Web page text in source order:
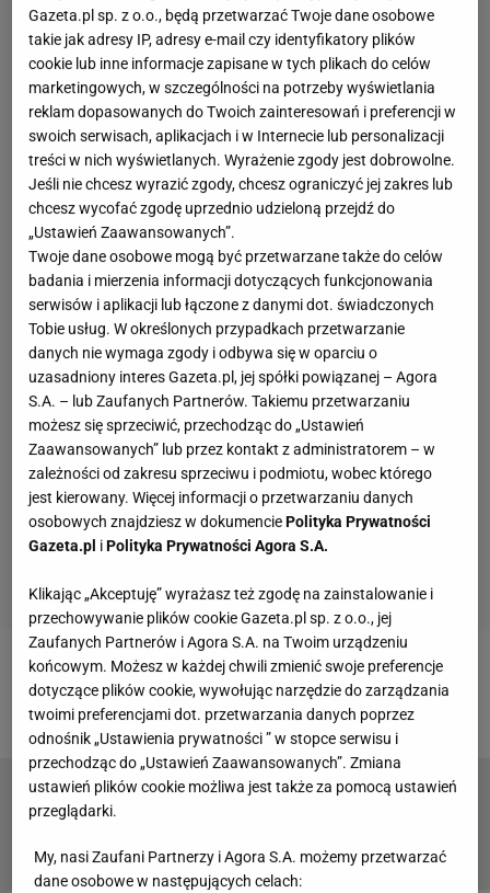
Zobacz wideoChalidow o łzach przed walką: Nie
wytrzymałem. To było dla mnie bardzo ważne
Artur Szpilka prowokuje Mariusza
Pudzianowskiego. Wymowne "pozdrowienia"
Gazeta.pl sp. z o.o., będą przetwarzać Twoje dane osobowe
takie jak adresy IP, adresy e-mail czy identyfikatory plików
cookie lub inne informacje zapisane w tych plikach do celów
marketingowych, w szczególności na potrzeby wyświetlania
reklam dopasowanych do Twoich zainteresowań i preferencji w
swoich serwisach, aplikacjach i w Internecie lub personalizacji
treści w nich wyświetlanych. Wyrażenie zgody jest dobrowolne.
Jeśli nie chcesz wyrazić zgody, chcesz ograniczyć jej zakres lub
chcesz wycofać zgodę uprzednio udzieloną przejdź do
„Ustawień Zaawansowanych”.
Twoje dane osobowe mogą być przetwarzane także do celów
badania i mierzenia informacji dotyczących funkcjonowania
serwisów i aplikacji lub łączone z danymi dot. świadczonych
Tobie usług. W określonych przypadkach przetwarzanie
danych nie wymaga zgody i odbywa się w oparciu o
uzasadniony interes Gazeta.pl, jej spółki powiązanej – Agora
S.A. – lub Zaufanych Partnerów. Takiemu przetwarzaniu
możesz się sprzeciwić, przechodząc do „Ustawień
Zaawansowanych” lub przez kontakt z administratorem – w
zależności od zakresu sprzeciwu i podmiotu, wobec którego
jest kierowany. Więcej informacji o przetwarzaniu danych
osobowych znajdziesz w dokumenciePolityka Prywatności
Gazeta.pl iPolityka Prywatności Agora S.A.
Klikając „Akceptuję” wyrażasz też zgodę na zainstalowanie i
przechowywanie plików cookie Gazeta.pl sp. z o.o., jej
Zaufanych Partnerów i Agora S.A. na Twoim urządzeniu
końcowym. Możesz w każdej chwili zmienić swoje preferencje
dotyczące plików cookie, wywołując narzędzie do zarządzania
twoimi preferencjami dot. przetwarzania danych poprzez
odnośnik „Ustawienia prywatności ” w stopce serwisu i
przechodząc do „Ustawień Zaawansowanych”. Zmiana
ustawień plików cookie możliwa jest także za pomocą ustawień
przeglądarki.
My, nasi Zaufani Partnerzy i Agora S.A. możemy przetwarzać
dane osobowe w następujących celach: